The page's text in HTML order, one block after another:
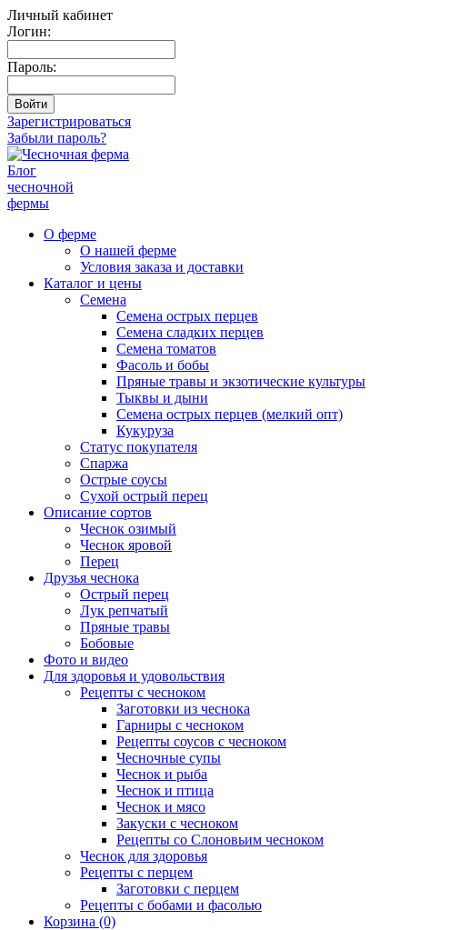
Личный кабинет
Логин:
Пароль:
Зарегистрироваться
Забыли пароль?
Блог
чесночной
фермы
О ферме
О нашей ферме
Условия заказа и доставки
Каталог и цены
Семена
Семена острых перцев
Семена сладких перцев
Семена томатов
Фасоль и бобы
Пряные травы и экзотические культуры
Тыквы и дыни
Семена острых перцев (мелкий опт)
Кукуруза
Статус покупателя
Спаржа
Острые соусы
Сухой острый перец
Описание сортов
Чеснок озимый
Чеснок яровой
Перец
Друзья чеснока
Острый перец
Лук репчатый
Пряные травы
Бобовые
Фото и видео
Для здоровья и удовольствия
Рецепты с чесноком
Заготовки из чеснока
Гарниры с чесноком
Рецепты соусов с чесноком
Чесночные супы
Чеснок и рыба
Чеснок и птица
Чеснок и мясо
Закуски с чесноком
Рецепты со Слоновьим чесноком
Чеснок для здоровья
Рецепты с перцем
Заготовки с перцем
Рецепты с бобами и фасолью
Корзина (0)